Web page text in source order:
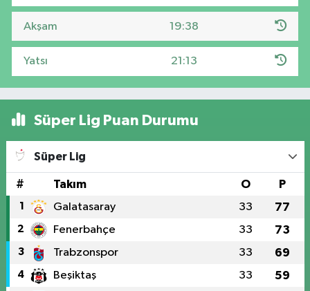
Akşam 19:38
Yatsı 21:13
Süper Lig Puan Durumu
Süper Lig
# Takım O P
1 Galatasaray 33 77
2 Fenerbahçe 33 73
3 Trabzonspor 33 69
4 Beşiktaş 33 59